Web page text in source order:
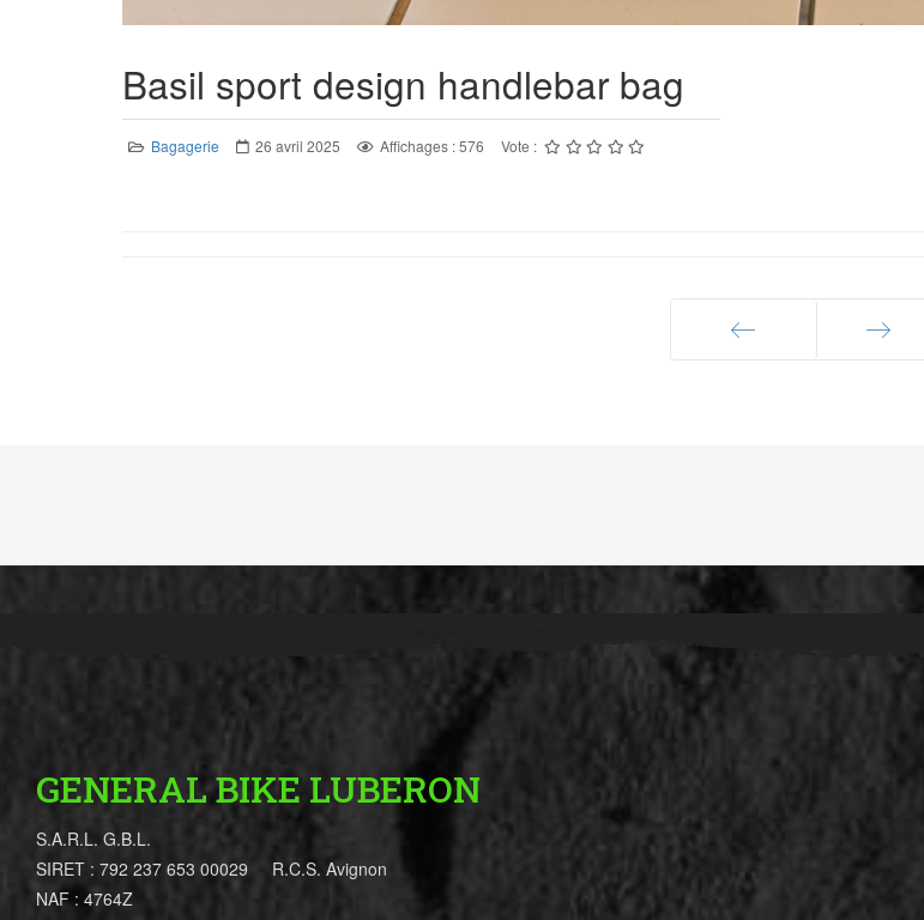
Basil sport design handlebar bag
Bagagerie 26 avril 2025 Affichages : 576 Vote :
GENERAL BIKE LUBERON
S.A.R.L. G.B.L.
SIRET : 792 237 653 00029 R.C.S. Avignon
NAF : 4764Z